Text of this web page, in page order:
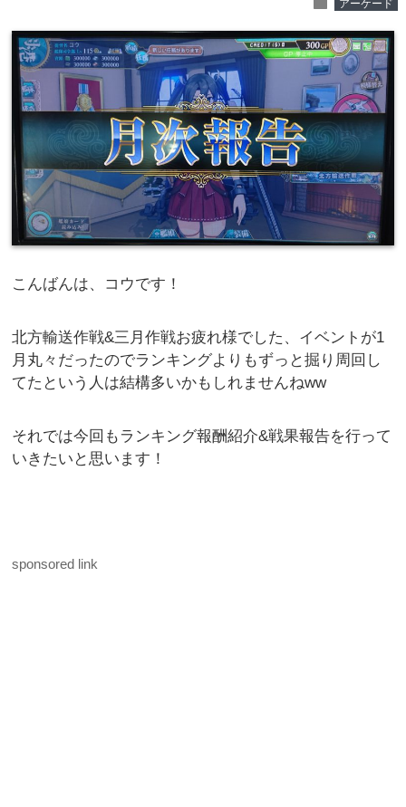
アーケード
こんばんは、コウです！
北方輸送作戦&三月作戦お疲れ様でした、イベントが1
月丸々だったのでランキングよりもずっと掘り周回し
てたという人は結構多いかもしれませんねww
それでは今回もランキング報酬紹介&戦果報告を行って
いきたいと思います！
sponsored link